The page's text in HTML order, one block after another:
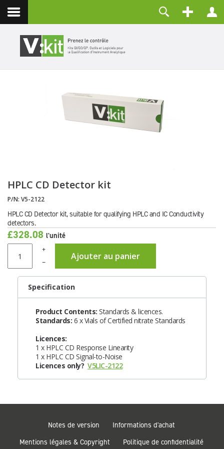
Contact
Mot de passe
Mot de passe perdu ?
Identifiant perdu ?
Créer un compte
HPLC CD Detector kit
P/N: V5-2122
HPLC CD Detector kit, suitable for qualifying HPLC and IC Conductivity
detectors.
£328.08 l'unité
+
Ajouter au panier
–
Specification
Product Contents: Standards & licences.
Standards: 6 x Vials of Certified nitrate Standards
Licences:
1 x HPLC CD Response Linearity
1 x HPLC CD Signal-to-Noise
Licences only? V5LIC-2122
Notes de version
Informations d'achat
Mentions légales & Copyright
Politique de confidentialité